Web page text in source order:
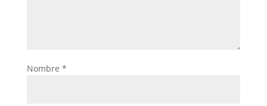
Nombre *